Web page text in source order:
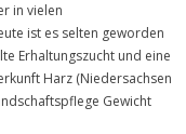
in vielen
ist es selten geworden
Erhaltungszucht und eine
Harz (Niedersachsen
Gewicht